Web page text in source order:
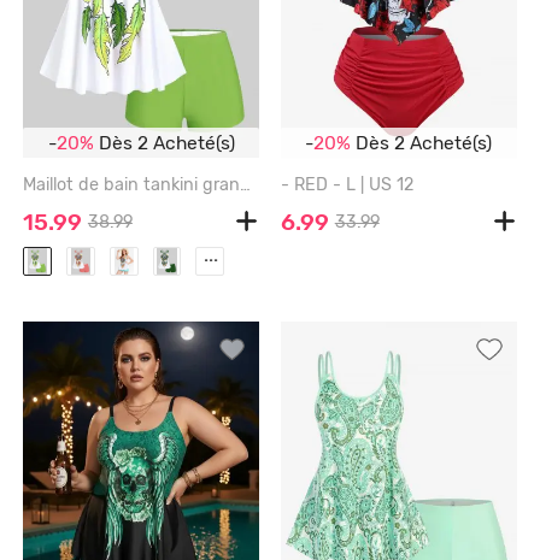
-20% Dès 2 Acheté(s)
Maillot de bain tankini grande taille à imprimé plumes, bretelles croisées dans le dos, shorty - JADE GREEN - 2X | US 18-20
15.99 38.99
...
-20% Dès 2 Acheté(s)
- RED - L | US 12
6.99 33.99